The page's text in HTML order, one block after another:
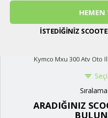
İSTEDİĞİNİZ
Kymco Mxu 300 Atv Oto
ARADIĞINIZ